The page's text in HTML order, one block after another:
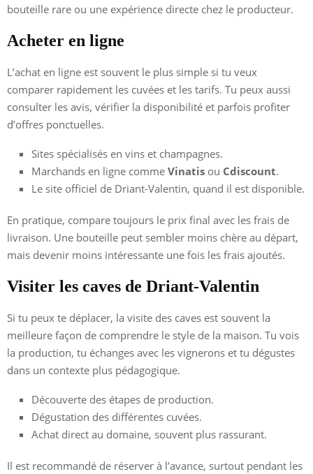
bouteille rare ou une expérience directe chez le producteur.
Acheter en ligne
L’achat en ligne est souvent le plus simple si tu veux
comparer rapidement les cuvées et les tarifs. Tu peux aussi
consulter les avis, vérifier la disponibilité et parfois profiter
d’offres ponctuelles.
Sites spécialisés en vins et champagnes.
Marchands en ligne comme Vinatis ou Cdiscount.
Le site officiel de Driant-Valentin, quand il est disponible.
En pratique, compare toujours le prix final avec les frais de
livraison. Une bouteille peut sembler moins chère au départ,
mais devenir moins intéressante une fois les frais ajoutés.
Visiter les caves de Driant-Valentin
Si tu peux te déplacer, la visite des caves est souvent la
meilleure façon de comprendre le style de la maison. Tu vois
la production, tu échanges avec les vignerons et tu dégustes
dans un contexte plus pédagogique.
Découverte des étapes de production.
Dégustation des différentes cuvées.
Achat direct au domaine, souvent plus rassurant.
Il est recommandé de réserver à l’avance, surtout pendant les